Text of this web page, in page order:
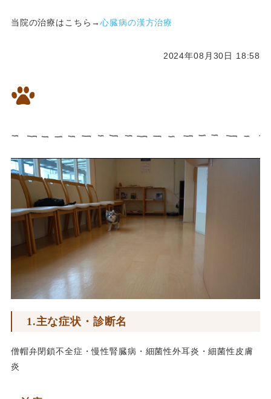
当院の治療はこちら→心臓病の漢方治療
2024年08月30日 18:58
1.主な症状・診断名
僧帽弁閉鎖不全症・慢性腎臓病・細菌性外耳炎・細菌性皮膚
炎